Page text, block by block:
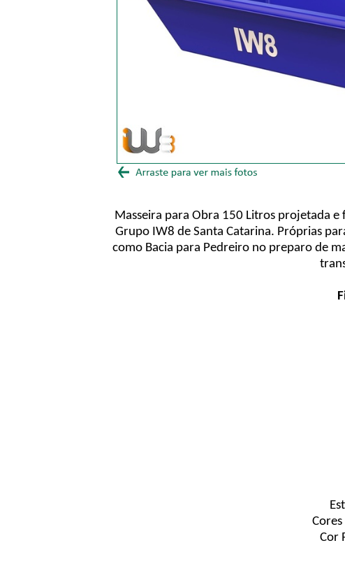
Masseira para Obra 150 Litros projetada
Grupo IW8 de Santa Catarina. Próprias
como Bacia para Pedreiro no preparo de
Cor